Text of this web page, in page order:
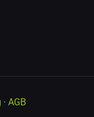
· AGB